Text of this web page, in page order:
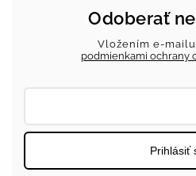
Odoberať
Vložením e-
podmienkami ochrany
Prihlásiť